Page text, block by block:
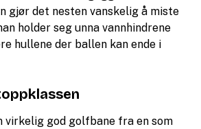
gjør det nesten vanskelig å miste
holder seg unna vannhindrene
hullene der ballen kan ende i
virkelig god golfbane fra en som